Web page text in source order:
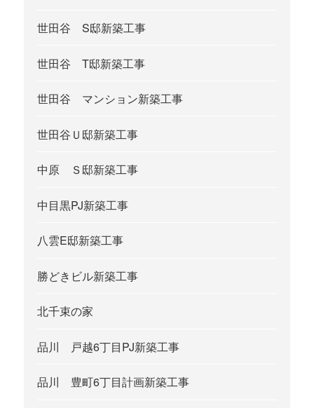
世田谷 S邸新築工事
世田谷 T邸新築工事
世田谷 マンション新築工事
世田谷Ｕ邸新築工事
中原 Ｓ邸新築工事
中目黒PJ新築工事
八雲E邸新築工事
勝どきビル新築工事
北千束の家
品川 戸越6丁目PJ新築工事
品川 豊町6丁目計画新築工事